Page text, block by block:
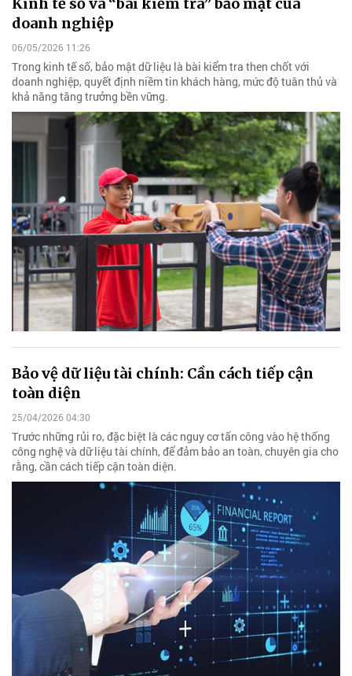
doanh nghiệp
06/05/2026 11:26
Trong kinh tế số, bảo mật dữ liệu là bài kiểm tra then chốt với
doanh nghiệp, quyết định niềm tin khách hàng, mức độ tuân thủ và
khả năng tăng trưởng bền vững.
Bảo vệ dữ liệu tài chính: Cần cách tiếp cận
toàn diện
25/04/2026 04:30
Trước những rủi ro, đặc biệt là các nguy cơ tấn công vào hệ thống
công nghệ và dữ liệu tài chính, để đảm bảo an toàn, chuyên gia cho
rằng, cần cách tiếp cận toàn diện.